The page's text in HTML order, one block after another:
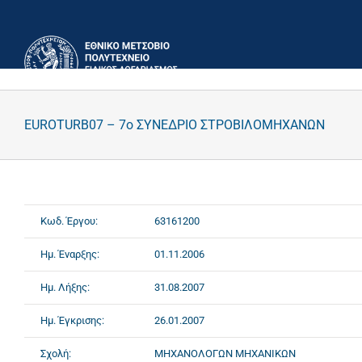
περιεχόμενο
EUROTURB07 – 7o ΣΥΝΕΔΡΙΟ ΣΤΡΟΒΙΛΟΜΗΧΑΝΩΝ
Κωδ. Έργου: 63161200
Ημ. Έναρξης: 01.11.2006
Ημ. Λήξης: 31.08.2007
Ημ. Έγκρισης: 26.01.2007
Σχολή: ΜΗΧΑΝΟΛΟΓΩΝ ΜΗΧΑΝΙΚΩΝ